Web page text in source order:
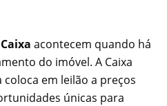
acontecem quando há
do imóvel. A Caixa
em leilão a preços
únicas para